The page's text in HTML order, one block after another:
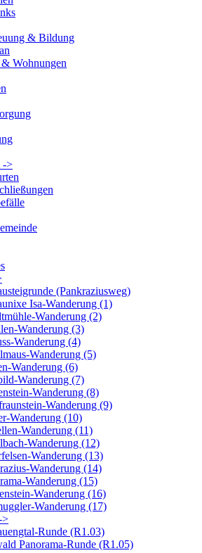
& Bildung
Wohnungen
->
(Pankraziusweg)
Isa-Wanderung (1)
Wanderung (2)
Wanderung (3)
Wanderung (4)
Wanderung (5)
Wanderung (6)
Wanderung (7)
Wanderung (8)
Wanderung (9)
Wanderung (10)
Wanderung (11)
Wanderung (12)
Wanderung (13)
Wanderung (14)
Wanderung (15)
Wanderung (16)
Wanderung (17)
>
Runde (R1.03)
Panorama-Runde (R1.05)